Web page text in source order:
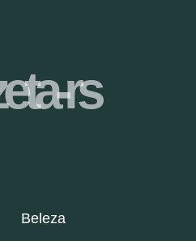
Beleza
rs